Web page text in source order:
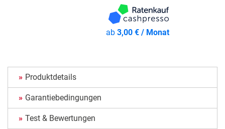
ab3,00 € / Monat
Produktdetails
Garantiebedingungen
Test & Bewertungen